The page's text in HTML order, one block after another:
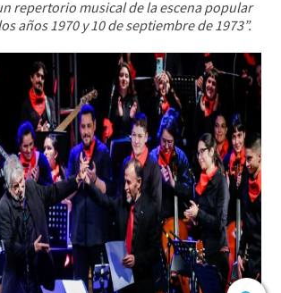
repertorio musical de la escena popular
años 1970 y 10 de septiembre de 1973”.